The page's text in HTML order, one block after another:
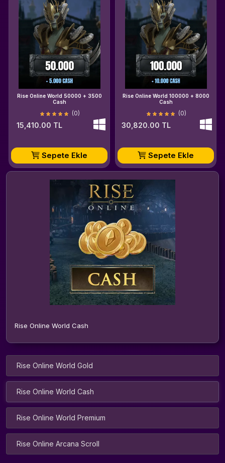
Rise Online World 50000 + 3500
Cash
(0)
15,410.00 TL
Sepete Ekle
Rise Online World 100000 + 8000
Cash
(0)
30,820.00 TL
Sepete Ekle
Rise Online World Cash
Rise Online World Gold
Rise Online World Cash
Rise Online World Premium
Rise Online Arcana Scroll